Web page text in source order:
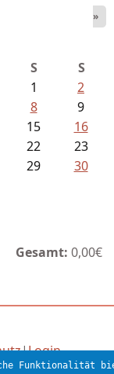
»
S
S
1
2
8
9
15
16
22
23
29
30
Gesamt: 0,00€
|Login
Funktionalität